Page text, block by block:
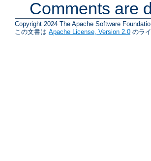
Comments are
Copyright 2024 The Apache Software
この文書は Apache License, Version 2.0 のラ